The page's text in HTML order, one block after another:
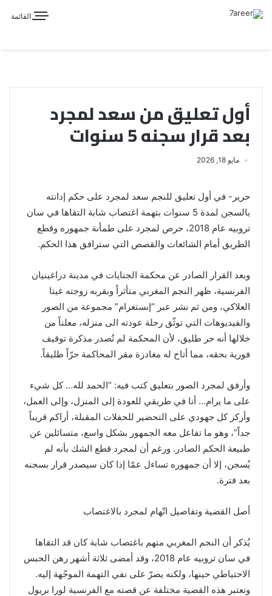
القائمة
أول تعليق من سعد لمجرد
بعد قرار سجنه 5 سنوات
مايو 18, 2026
حرير- في أول تعليق للنجم سعد لمجرد على حكم إدانته
بالسجن لمدة 5 سنوات بتهمة اغتصاب شابة التقاها في سان
تروبيه عام 2018، حرص لمجرد على طمأنة جمهوره وقطع
الطريق أمام الشائعات والقصص التي سترافق هذا الحكم.
وبعد القرار الصادر عن محكمة الجنايات في مدينة دراغينيان
الفرنسية، ظهر النجم المغربي متأثراً وبقربه زوجته غيتا
العلاكي، ومن ثم نشر عبر “إنستغرام” مجموعة من الصور
والفيديوهات التي توثّق رحلة عودته الى منزله، معلناً من
خلالها أنه حر طليق، لأن المحكمة لم تُصدر مذكرة توقيف
فورية بحقه، مما أتاح له مغادرة مقر المحاكمة حرّاً طليقاً.
وأرفق لمجرد الصور بتعليق كتب فيه: “الحمد لله… كل شيء
على ما يرام… أنا في طريقي للعودة إلى المنزل، وإلى العمل،
وأركز كل جهودي على التحضير للحفلات المقبلة، أراكم قريباً
جداً”، وهو ما تفاعل معه الجمهور بشكل واسع، متسائلين عن
طبيعة الحكم الصادر. ورغم أن لمجرد قطع الشك بأنه لم
يُسجن، إلا أن جمهوره تساءل عمّا إذا كان سيصدر قرار بسجنه
بعد فترة.
أصل القضية وتفاصيل اتّهام لمجرد بالاغتصاب
يُذكر أن النجم المغربي متهم باغتصاب شابة كان قد التقاها
في سان تروبيه عام 2018، وقد أمضى ثلاثة أشهر رهن الحبس
الاحتياطي حينها، ولكنه يصرّ على نفي التهمة الموجّهة إليه.
وتعتبر هذه القضية مختلفة عن قصته مع الفرنسية لورا بريول